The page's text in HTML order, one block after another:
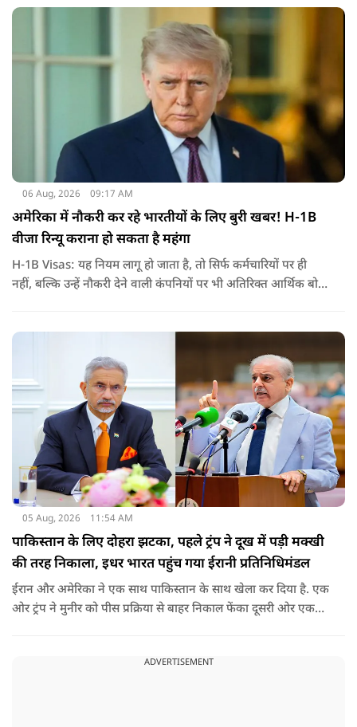
जरिए संबोधन दिया था.
06 Aug, 2026 09:17 AM
अमेरिका में नौकरी कर रहे भारतीयों के लिए बुरी खबर! H-1B
वीजा रिन्यू कराना हो सकता है महंगा
H-1B Visas: यह नियम लागू हो जाता है, तो सिर्फ कर्मचारियों पर ही
नहीं, बल्कि उन्हें नौकरी देने वाली कंपनियों पर भी अतिरिक्त आर्थिक बोझ
वीजा का समय-समय पर नवीनीकरण कराते हैं.
05 Aug, 2026 11:54 AM
पाकिस्तान के लिए दोहरा झटका, पहले ट्रंप ने दूख में पड़ी मक्खी
की तरह निकाला, इधर भारत पहुंच गया ईरानी प्रतिनिधिमंडल
ईरान और अमेरिका ने एक साथ पाकिस्तान के साथ खेला कर दिया है. एक
ओर ट्रंप ने मुनीर को पीस प्रक्रिया से बाहर निकाल फेंका दूसरी ओर एक
ADVERTISEMENT